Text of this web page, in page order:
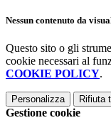
Nessun contenuto da
Questo sito o gli
cookie necessari al
COOKIE POLICY.
Personalizza Rifiuta
Gestione cookie